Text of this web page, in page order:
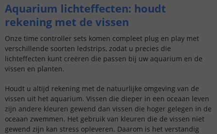
Aquarium lichteffecten: houdt
rekening met de vissen
Onze time controller sets komen compleet plug en play met
verschillende soorten ledstrips, zodat u precies die
lichteffecten kunt creëren die passen bij uw aquarium en de
vissen en planten.
Houdt u altijd rekening met de natuurlijke omgeving van de
vissen uit het aquarium. Vissen die dieper in een oceaan leven
zijn andere kleuren gewend dan vissen die hoger gelegen in de
oceaan zwemmen. Het gebruik van kleuren die de vissen niet
gewend zijn kan stress opleveren. Daarom is het verstandig